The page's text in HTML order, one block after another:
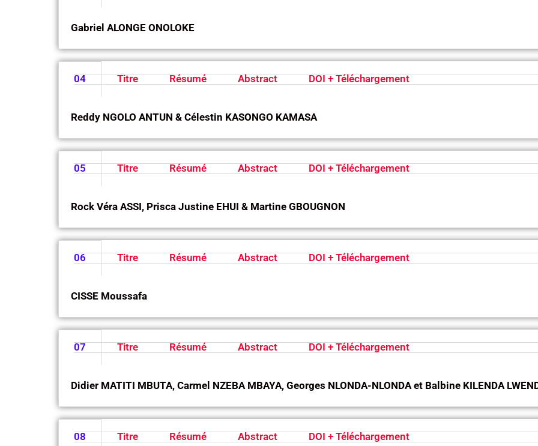
Gabriel ALONGE ONOLOKE
04 Titre Résumé Abstract DOI + Téléchargement
Reddy NGOLO ANTUN & Célestin KASONGO KAMASA
05 Titre Résumé Abstract DOI + Téléchargement
Rock Véra ASSI, Prisca Justine EHUI & Martine GBOUGNON
06 Titre Résumé Abstract DOI + Téléchargement
CISSE Moussafa
07 Titre Résumé Abstract DOI + Téléchargement
Didier MATITI MBUTA, Carmel NZEBA MBAYA, Georges NLONDA-NLONDA et Balbine KILENDA
08 Titre Résumé Abstract DOI + Téléchargement